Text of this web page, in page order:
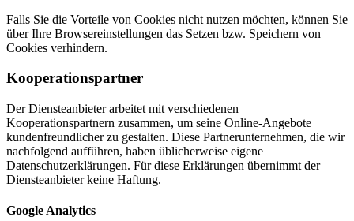
Falls Sie die Vorteile von Cookies nicht nutzen möchten, können Sie
über Ihre Browsereinstellungen das Setzen bzw. Speichern von
Cookies verhindern.
Kooperationspartner
Der Diensteanbieter arbeitet mit verschiedenen
Kooperationspartnern zusammen, um seine Online-Angebote
kundenfreundlicher zu gestalten. Diese Partnerunternehmen, die wir
nachfolgend aufführen, haben üblicherweise eigene
Datenschutzerklärungen. Für diese Erklärungen übernimmt der
Diensteanbieter keine Haftung.
Google Analytics